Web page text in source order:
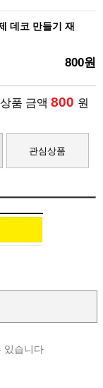
데코 만들기 재
800원
품 금액 800 원
관심상품
있습니다